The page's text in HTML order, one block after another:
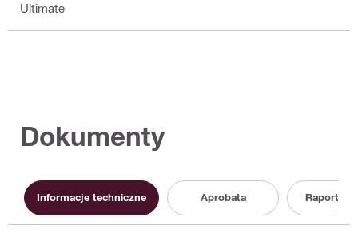
Ultimate
Dokumenty
Informacje techniczne Aprobata Raport z